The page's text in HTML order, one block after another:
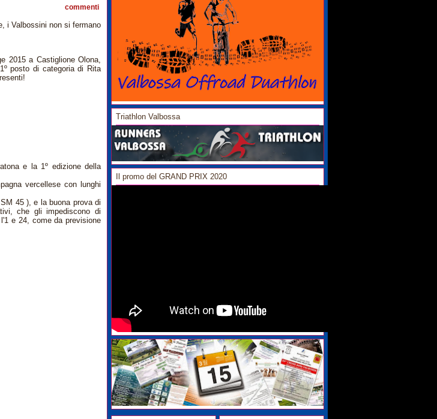
commenti
i Valbossini non si fermano
2015 a Castiglione Olona,
posto di categoria di Rita
e la 1º edizione della
vercellese con lunghi
45 ), e la buona prova di
che gli impediscono di
e 24, come da previsione
Triathlon Valbossa
Il promo del GRAND PRIX 2020